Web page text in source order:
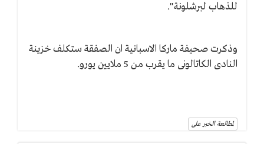
للذهاب لبرشلونة".
وذكرت صحيفة ماركا الاسبانية ان الصفقة ستكلف خزينة
النادى الكاتالونى ما يقرب من 5 ملايين يورو.
لمطالعة الخبر على